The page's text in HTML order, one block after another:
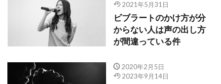
2021年5月31日
ビブラートのかけ方が分
からない人は声の出し方
が間違っている件
2020年2月5日
2023年9月14日